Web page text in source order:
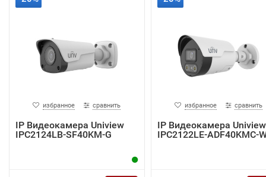
избранное сравнить
IP Видеокамера Uniview
IPC2124LB-SF40KM-G
избранное сравнить
IP Видеокамера Uniview
IPC2122LE-ADF40KMC-